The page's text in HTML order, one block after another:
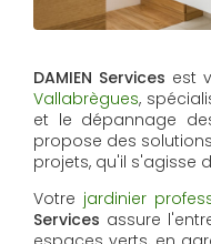
DAMIEN Services est
Vallabrègues,
et le dépannage
propose des
projets, qu'il s'agisse
Votre jardinier
Services assure